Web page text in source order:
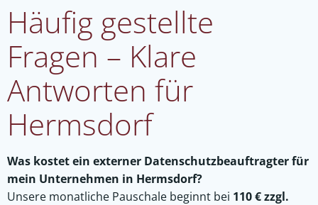
Häufig gestellte
Fragen – Klare
Antworten für
Hermsdorf
Was kostet ein externer Datenschutzbeauftragter für
mein Unternehmen in Hermsdorf?
Unsere monatliche Pauschale beginnt bei 110 € zzgl.